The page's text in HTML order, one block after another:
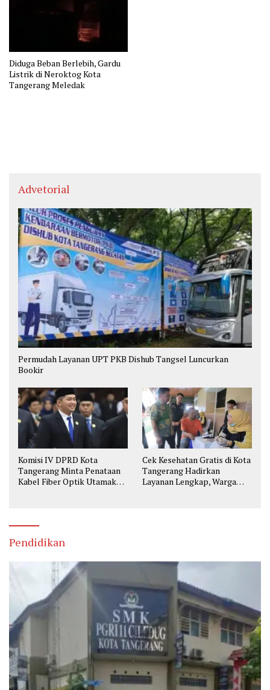
Diduga Beban Berlebih, Gardu
Listrik di Neroktog Kota
Tangerang Meledak
Advetorial
Permudah Layanan UPT PKB Dishub Tangsel Luncurkan
Bookir
Komisi IV DPRD Kota
Tangerang Minta Penataan
Kabel Fiber Optik Utamakan
Cek Kesehatan Gratis di Kota
Tangerang Hadirkan
Layanan Lengkap, Warga
Pendidikan